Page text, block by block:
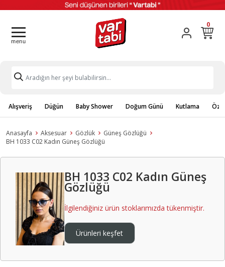
0
Alışveriş Düğün Baby Shower Doğum Günü Kutlama
Anasayfa Aksesuar Gözlük
Güneş Gözlüğü
BH 1033 C02 Kadın Güneş Gözlüğü
BH 1033 C02 Kadın Güneş
Gözlüğü
İlgilendiğiniz ürün stoklarımızda tükenmiştir.
Ürünleri keşfet